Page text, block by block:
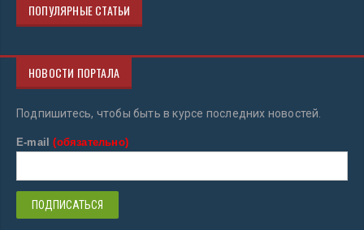
ПОПУЛЯРНЫЕ СТАТЬИ
НОВОСТИ ПОРТАЛА
Подпишитесь, чтобы быть в курсе последних новостей.
E-mail(обязательно)